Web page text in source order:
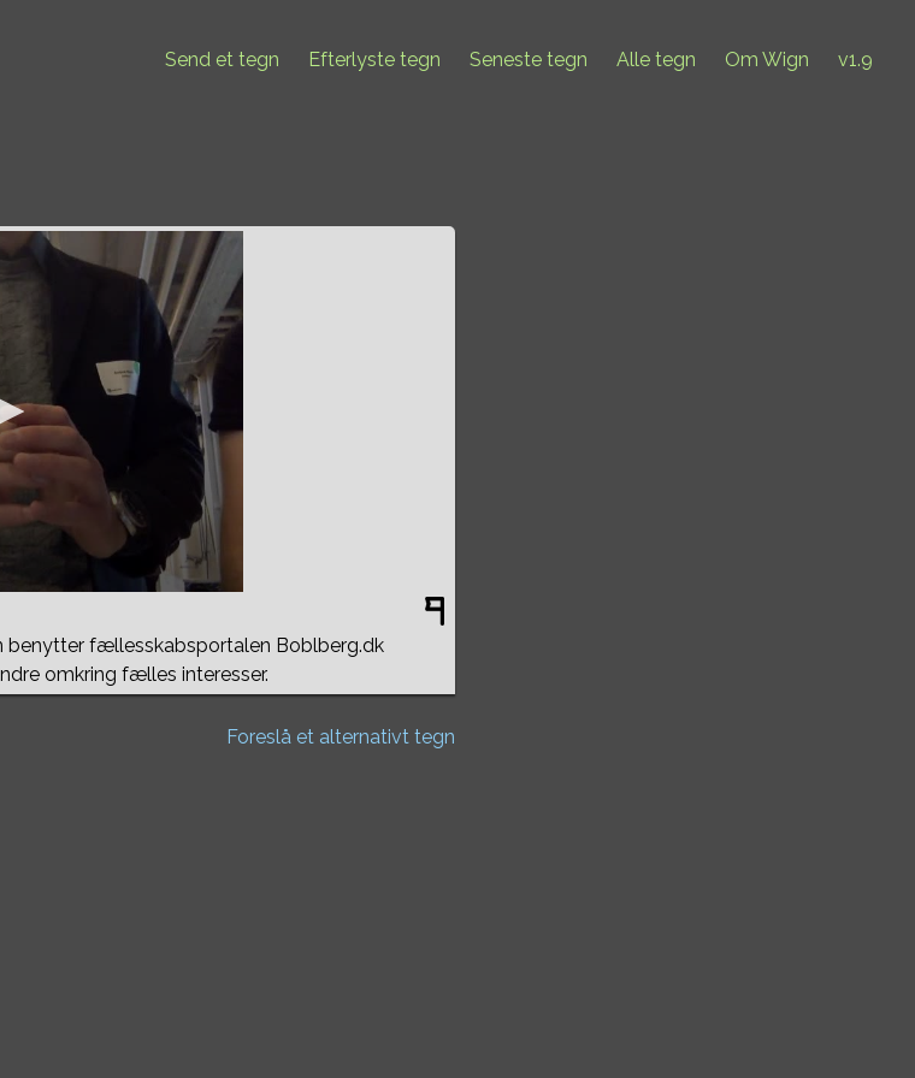
Send et tegn Efterlyste tegn Seneste tegn Alle tegn Om Wign v1.9
benytter fællesskabsportalen Boblberg.dk
omkring fælles interesser.
Foreslå et alternativt tegn